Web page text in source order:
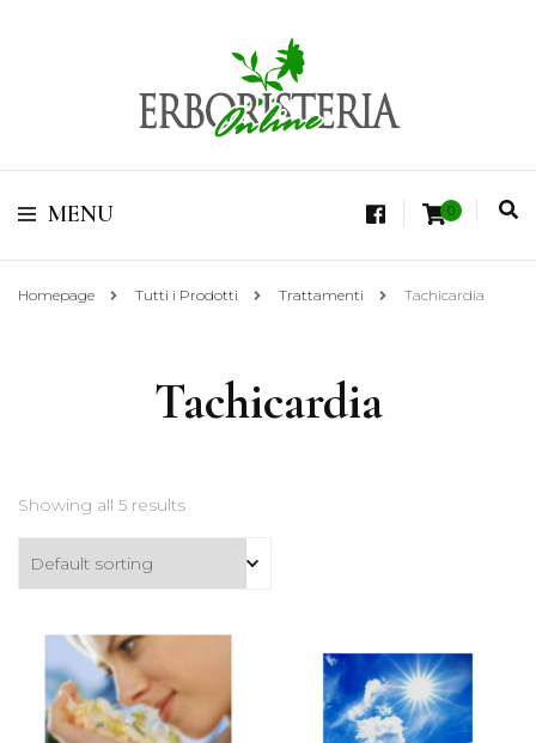
Erboristeria Shop
Online Tisane
Vendita di Botaniche, Erbe e Spezie Officinali, Tisane Terapeutiche Esclusive,
MENU 0
Homepage Tutti i Prodotti Trattamenti Tachicardia
Tachicardia
Showing all 5 results